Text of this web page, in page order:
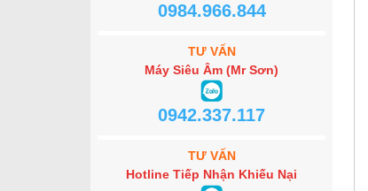
0984.966.844
TƯ VẤN
Máy Siêu Âm (Mr Sơn)
0942.337.117
TƯ VẤN
Hotline Tiếp Nhận Khiếu Nại